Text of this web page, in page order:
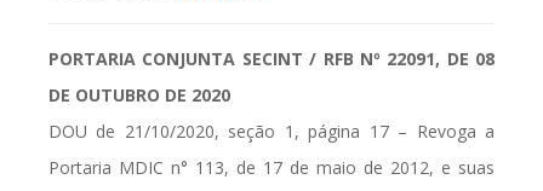
PORTARIA CONJUNTA SECINT / RFB Nº 22091, DE 08
DE OUTUBRO DE 2020
DOU de 21/10/2020, seção 1, página 17 – Revoga a
Portaria MDIC n° 113, de 17 de maio de 2012, e suas